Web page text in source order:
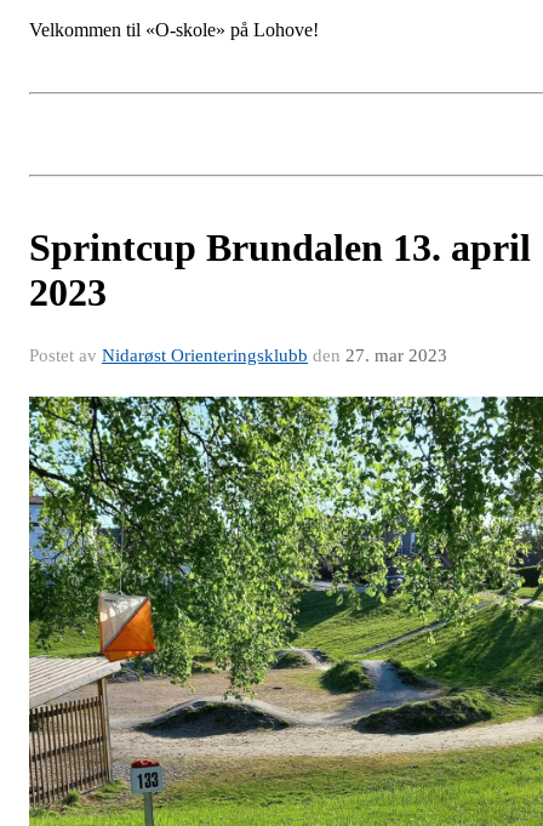
Velkommen til «O-skole» på Lohove!
Sprintcup Brundalen 13. april
2023
Postet av Nidarøst Orienteringsklubb den 27. mar 2023